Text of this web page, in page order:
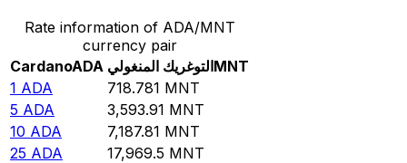
Rate information of ADA/MNT
currency pair
CardanoADA التوغريك المنغوليMNT
1 ADA 718.781 MNT
5 ADA 3,593.91 MNT
10 ADA 7,187.81 MNT
25 ADA 17,969.5 MNT